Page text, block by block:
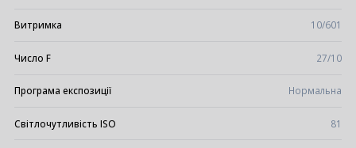
Витримка 10/601
Число F 27/10
Програма експозиції Нормальна
Світлочутливість ISO 81